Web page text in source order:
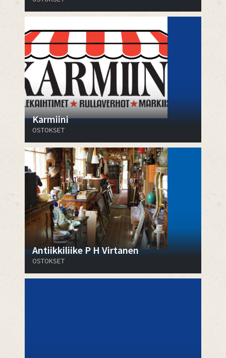
Karmiini
OSTOKSET
Antiikkiliike P H Virtanen
OSTOKSET